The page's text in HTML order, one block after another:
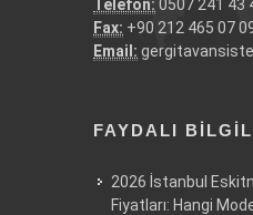
Telefon: 0507 241 43
Fax: +90 212 465 07
Email:
FAYDALI
2026 İstanbul
Fiyatları: Hangi